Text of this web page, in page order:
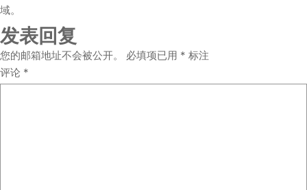
域。
发表回复
您的邮箱地址不会被公开。 必填项已用 * 标注
评论 *